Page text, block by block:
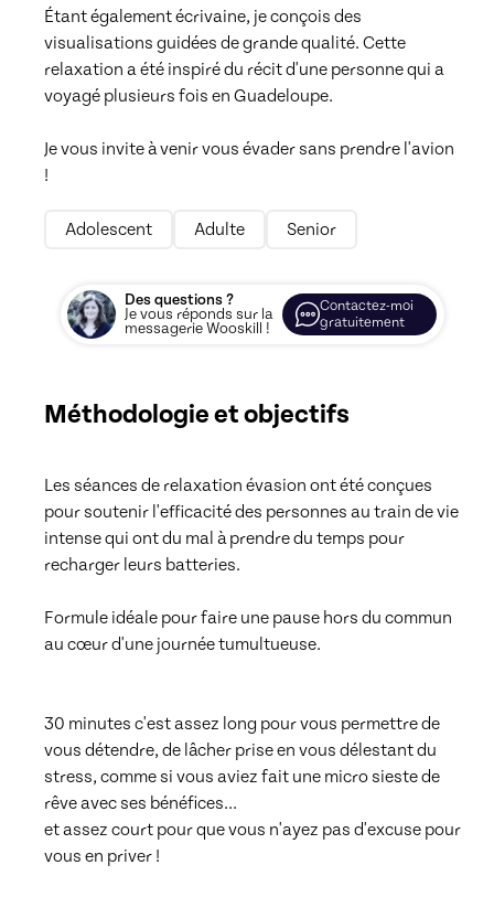
Étant également écrivaine, je conçois des
visualisations guidées de grande qualité. Cette
relaxation a été inspiré du récit d'une personne qui a
voyagé plusieurs fois en Guadeloupe.
Je vous invite à venir vous évader sans prendre l'avion
Adolescent Adulte Senior
Des questions ?
Je vous réponds sur la
messagerie Wooskill !
Contactez-moi
gratuitement
Méthodologie et objectifs
Les séances de relaxation évasion ont été conçues
pour soutenir l'efficacité des personnes au train de vie
intense qui ont du mal à prendre du temps pour
recharger leurs batteries.
Formule idéale pour faire une pause hors du commun
au cœur d'une journée tumultueuse.
30 minutes c'est assez long pour vous permettre de
vous détendre, de lâcher prise en vous délestant du
stress, comme si vous aviez fait une micro sieste de
rêve avec ses bénéfices...
et assez court pour que vous n'ayez pas d'excuse pour
vous en priver !